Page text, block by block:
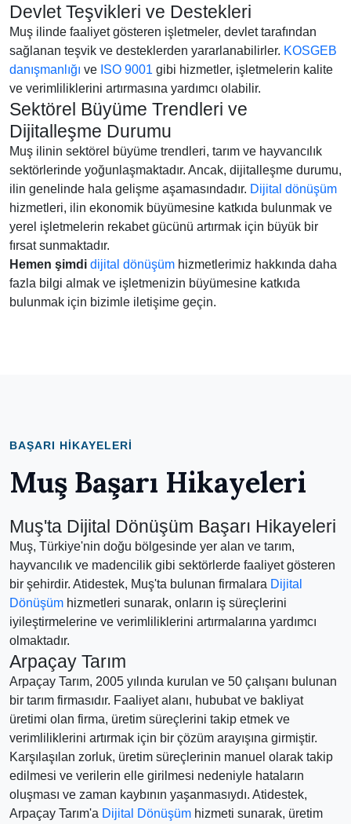
Devlet Teşvikleri ve Destekleri
Muş ilinde faaliyet gösteren işletmeler, devlet tarafından
sağlanan teşvik ve desteklerden yararlanabilirler. KOSGEB
danışmanlığı ve ISO 9001 gibi hizmetler, işletmelerin kalite
ve verimliliklerini artırmasına yardımcı olabilir.
Sektörel Büyüme Trendleri ve
Dijitalleşme Durumu
Muş ilinin sektörel büyüme trendleri, tarım ve hayvancılık
sektörlerinde yoğunlaşmaktadır. Ancak, dijitalleşme durumu,
ilin genelinde hala gelişme aşamasındadır. Dijital dönüşüm
hizmetleri, ilin ekonomik büyümesine katkıda bulunmak ve
yerel işletmelerin rekabet gücünü artırmak için büyük bir
fırsat sunmaktadır.
Hemen şimdi dijital dönüşüm hizmetlerimiz hakkında daha
fazla bilgi almak ve işletmenizin büyümesine katkıda
bulunmak için bizimle iletişime geçin.
BAŞARI HIKAYELERI
Muş Başarı Hikayeleri
Muş'ta Dijital Dönüşüm Başarı Hikayeleri
Muş, Türkiye'nin doğu bölgesinde yer alan ve tarım,
hayvancılık ve madencilik gibi sektörlerde faaliyet gösteren
bir şehirdir. Atidestek, Muş'ta bulunan firmalara Dijital
Dönüşüm hizmetleri sunarak, onların iş süreçlerini
iyileştirmelerine ve verimliliklerini artırmalarına yardımcı
olmaktadır.
Arpaçay Tarım
Arpaçay Tarım, 2005 yılında kurulan ve 50 çalışanı bulunan
bir tarım firmasıdır. Faaliyet alanı, hububat ve bakliyat
üretimi olan firma, üretim süreçlerini takip etmek ve
verimliliklerini artırmak için bir çözüm arayışına girmiştir.
Karşılaşılan zorluk, üretim süreçlerinin manuel olarak takip
edilmesi ve verilerin elle girilmesi nedeniyle hataların
oluşması ve zaman kaybının yaşanmasıydı. Atidestek,
Arpaçay Tarım'a Dijital Dönüşüm hizmeti sunarak, üretim